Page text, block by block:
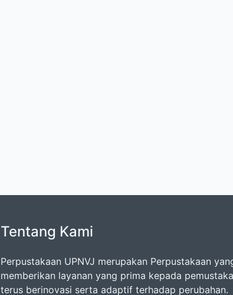
Tentang Kami
Perpustakaan UPNVJ merupakan Perpustakaan
memberikan layanan yang prima kepada
terus berinovasi serta adaptif terhadap perubahan.